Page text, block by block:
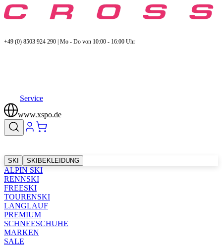
+49 (0) 8503 924 290 | Mo - Do von 10:00 - 16:00 Uhr
Service
www.xspo.de
SKI SKIBEKLEIDUNG
ALPIN SKI
RENNSKI
FREESKI
TOURENSKI
LANGLAUF
PREMIUM
SCHNEESCHUHE
MARKEN
SALE